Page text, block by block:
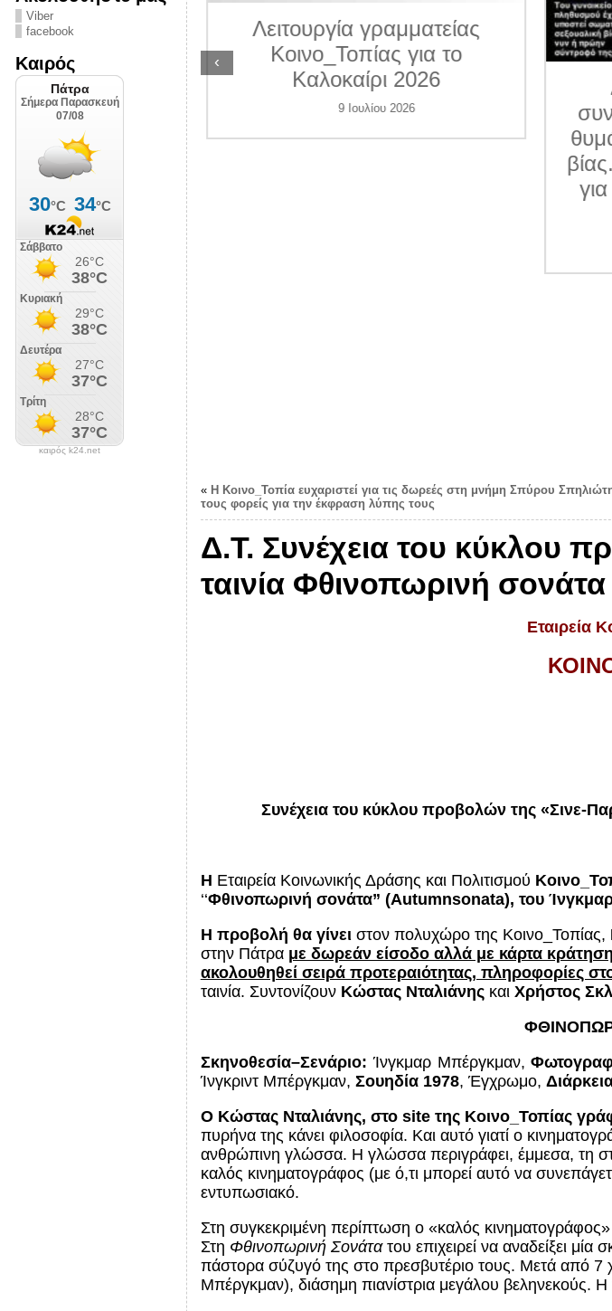
Viber
facebook
Καιρός
καιρός k24.net
Ιουλίου 2026
Λειτουργία γραμματείας
Κοινο_Τοπίας για το
Καλοκαίρι 2026
9 Ιουλίου 2026
‹
« Η Κοινο_Τοπία ευχαριστεί για τις δωρεές στη μνήμη Σπύρου
τους φορείς για την έκφραση λύπης τους
Δ.Τ. Συνέχεια του κύκλου
ταινία Φθινοπωρινή
Εταιρεία
Συνέχεια του κύκλου προβολών της «Σινε-
Η Εταιρεία Κοινωνικής Δράσης και Πολιτισμού
‘‘Φθινοπωρινή σονάτα” (Autumnsonata), του
H προβολή θα γίνειστον πολυχώρο της Κοινο_Τοπίας,
στην Πάτρα με δωρεάν είσοδο αλλά με κάρτα
ακολουθηθεί σειρά προτεραιότητας, πληροφορίες
ταινία. Συντονίζουν Κώστας Νταλιάνηςκαι Χρήστος
Σκηνοθεσία–Σενάριο: Ίνγκμαρ Μπέργκμαν,
Ίνγκριντ Μπέργκμαν, Σουηδία 1978, Έγχρωμο,
Ο Κώστας Νταλιάνης, στο site της Κοινο_Τοπίας
πυρήνα της κάνει φιλοσοφία. Και αυτό γιατί ο
ανθρώπινη γλώσσα. Η γλώσσα περιγράφει, έμμεσα, τη
καλός κινηματογράφος (με ό,τι μπορεί αυτό να
εντυπωσιακό.
Στη συγκεκριμένη περίπτωση ο «καλός
Στη Φθινοπωρινή Σονάτα του επιχειρεί να αναδείξει
πάστορα σύζυγό της στο πρεσβυτέριο τους. Μετά από 7
Μπέργκμαν), διάσημη πιανίστρια μεγάλου βεληνεκούς. Η